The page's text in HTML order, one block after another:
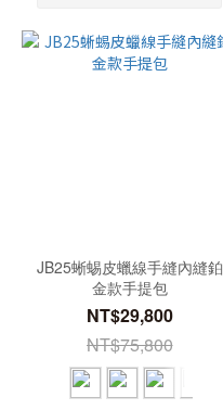
JB25蜥蜴皮蠟線手縫內縫鉑
金款手提包
NT$29,800
NT$75,800